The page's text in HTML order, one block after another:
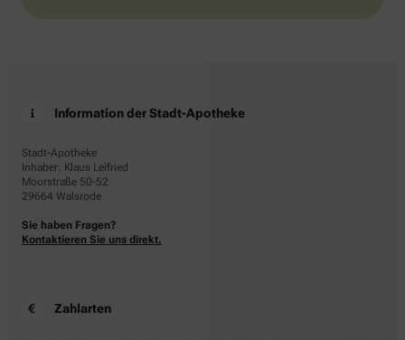
Information der Stadt-Apotheke
Stadt-Apotheke
Inhaber: Klaus Leifried
Moorstraße 50-52
29664 Walsrode
Sie haben Fragen?
Kontaktieren Sie uns direkt.
Zahlarten